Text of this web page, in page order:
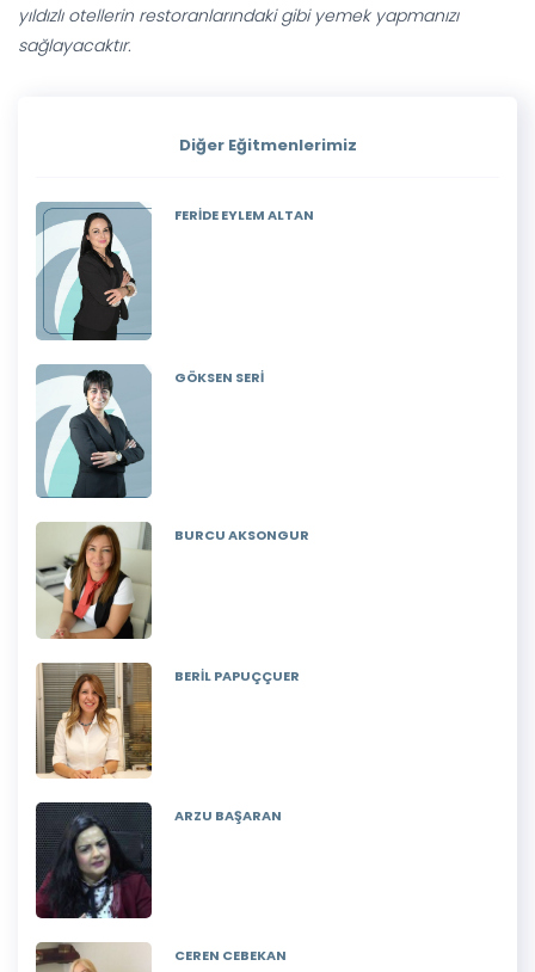
yıldızlı otellerin restoranlarındaki gibi yemek yapmanızı
sağlayacaktır.
Diğer Eğitmenlerimiz
FERİDE EYLEM ALTAN
GÖKSEN SERİ
BURCU AKSONGUR
BERİL PAPUÇÇUER
ARZU BAŞARAN
CEREN CEBEKAN